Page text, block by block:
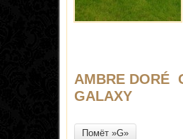
AMBRE DORÉ
GALAXY
Помёт »G»